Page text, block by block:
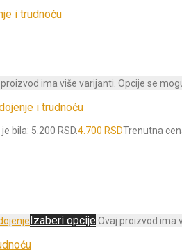
i trudnoću
ima više varijanti. Opcije se
i trudnoću
bila: 5.200 RSD.4.700 RSDTrenutna
Izaberi opcije Ovaj proizvod ima